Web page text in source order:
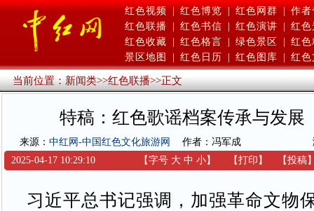
红色视频 | 红色博览 | 红色网群 | 作者
红色联播
红色书信 红色演讲
红色
红色收藏
红色格言 绿色景区
红色
景区地图
红色日历 红色图库 红色
当前位置：新闻类>>红色联播>>正文
特稿：红色歌谣档案传承与发展
来源： 中红网-中国红色文化旅游网 作者：冯军成
2025-04-17 10:29:10
【字号 大 中 小】 【打印 】 【投稿
习近平总书记强调，加强革命文物